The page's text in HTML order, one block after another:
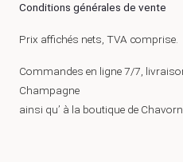
Conditions générales de vente
Prix affichés nets, TVA comprise.
Commandes en ligne 7/7,
Champagne
ainsi qu’ à la boutique de